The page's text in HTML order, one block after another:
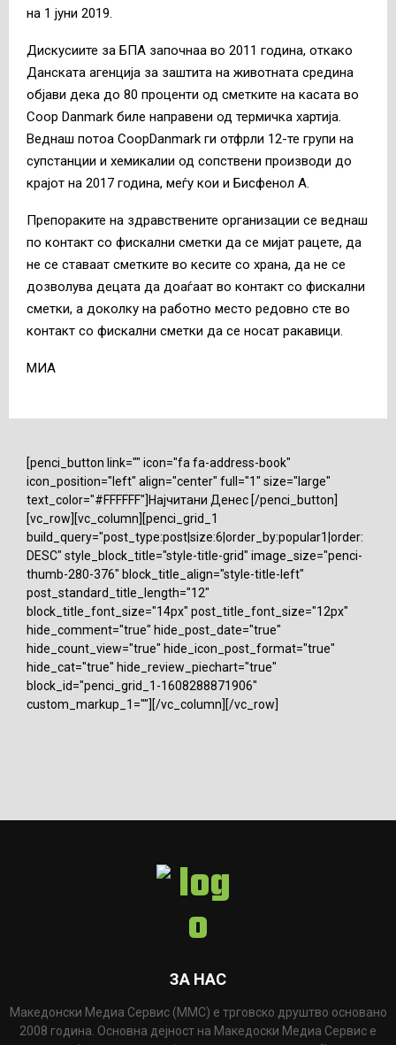
на 1 јуни 2019.
Дискусиите за БПА започнаа во 2011 година, откако
Данската агенција за заштита на животната средина
објави дека до 80 проценти од сметките на касата во
Coop Danmark биле направени од термичка хартија.
Веднаш потоа CoopDanmark ги отфрли 12-те групи на
супстанции и хемикалии од сопствени производи до
крајот на 2017 година, меѓу кои и Бисфенол А.
Препораките на здравствените организации се веднаш
по контакт со фискални сметки да се мијат рацете, да
не се ставаат сметките во кесите со храна, да не се
дозволува децата да доаѓаат во контакт со фискални
сметки, а доколку на работно место редовно сте во
контакт со фискални сметки да се носат ракавици.
МИА
[penci_button link="" icon="fa fa-address-book"
icon_position="left" align="center" full="1" size="large"
text_color="#FFFFFF"]Најчитани Денес [/penci_button]
[vc_row][vc_column][penci_grid_1
build_query="post_type:post|size:6|order_by:popular1|order:
DESC" style_block_title="style-title-grid" image_size="penci-
thumb-280-376" block_title_align="style-title-left"
post_standard_title_length="12"
block_title_font_size="14px" post_title_font_size="12px"
hide_comment="true" hide_post_date="true"
hide_count_view="true" hide_icon_post_format="true"
hide_cat="true" hide_review_piechart="true"
block_id="penci_grid_1-1608288871906"
custom_markup_1=""][/vc_column][/vc_row]
ЗА НАС
Македонски Медиа Сервис (ММС) е трговско друштво основано
2008 година. Основна дејност на Македоски Медиа Сервис е